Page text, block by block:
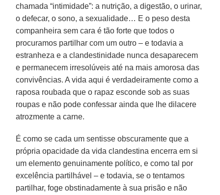
chamada “intimidade”: a nutrição, a digestão, o urinar,
o defecar, o sono, a sexualidade… E o peso desta
companheira sem cara é tão forte que todos o
procuramos partilhar com um outro – e todavia a
estranheza e a clandestinidade nunca desaparecem
e permanecem irresolúveis até na mais amorosa das
convivências. A vida aqui é verdadeiramente como a
raposa roubada que o rapaz esconde sob as suas
roupas e não pode confessar ainda que lhe dilacere
atrozmente a carne.
É como se cada um sentisse obscuramente que a
própria opacidade da vida clandestina encerra em si
um elemento genuinamente político, e como tal por
excelência partilhável – e todavia, se o tentamos
partilhar, foge obstinadamente à sua prisão e não